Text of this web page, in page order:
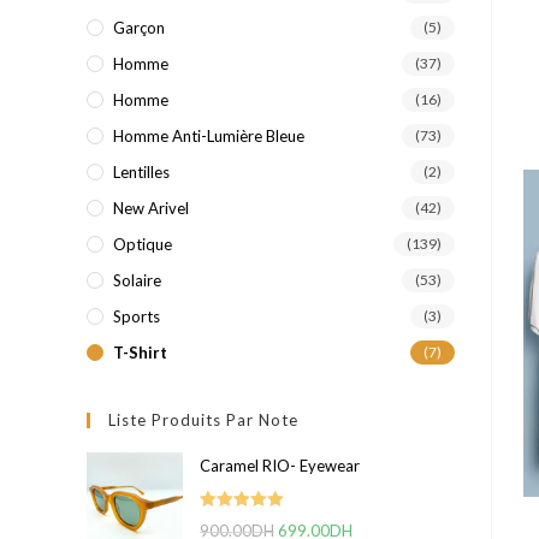
Garçon (5)
Homme (37)
Homme (16)
Homme Anti-Lumière Bleue (73)
Lentilles (2)
New Arivel (42)
Optique (139)
Solaire (53)
Sports (3)
T-Shirt (7)
Liste Produits Par Note
Caramel RIO- Eyewear
Note 5.00
900.00DHLe
699.00DH